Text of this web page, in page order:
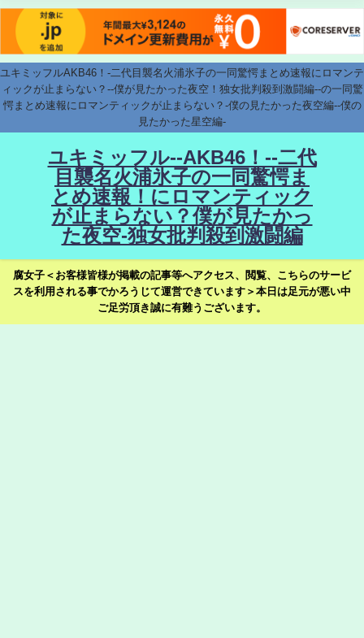
ユキミッフルAKB46！-二代目襲名火浦氷子の一同驚愕まとめ速報にロマンテ
ィックが止まらない？--僕が見たかった夜空！独女批判殺到激闘編--の一同驚
愕まとめ速報にロマンティックが止まらない？-僕の見たかった夜空編--僕の
見たかった星空編-
ユキミッフル--AKB46！--二代
目襲名火浦氷子の一同驚愕ま
とめ速報！にロマンティック
が止まらない？僕が見たかっ
た夜空-独女批判殺到激闘編
腐女子＜お客様皆様が掲載の記事等へアクセス、閲覧、こちらのサービ
スを利用される事でかろうじて運営できています＞本日は足元が悪い中
ご足労頂き誠に有難うございます。